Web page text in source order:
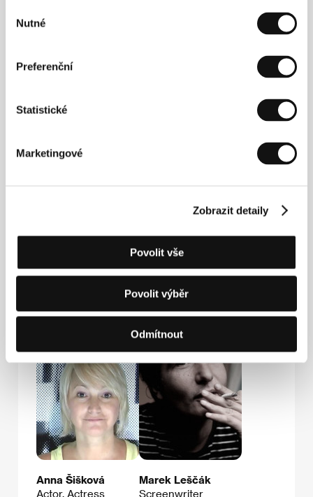
souhlasu
Nutné
Preferenční
Statistické
Marketingové
Zobrazit detaily
Povolit vše
Povolit výběr
Odmítnout
Čestmír Kopecký
Martin Štrba
Director
Petra Špalková
Actress
Anna Šišková
Actor, Actress
Marek Leščák
Screenwriter